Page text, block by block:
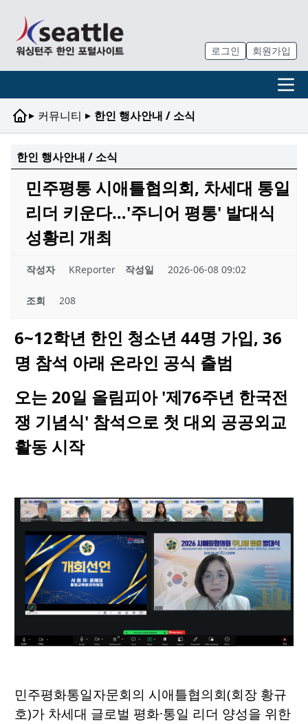
로그인 회원가입
▸ 커뮤니티 ▸ 한인 행사안내 / 소식
한인 행사안내 / 소식
민주평통 시애틀협의회, 차세대 통일
리더 키운다…'주니어 평통' 발대식
성황리 개최
작성자 KReporter 작성일 2026-06-08 09:02
조회 208
6~12학년 한인 청소년 44명 가입, 36
명 참석 아래 온라인 공식 출범
오는 20일 올림피아'제76주년 한국전
쟁 기념식' 참석으로 첫 대외 공공외교
활동시작
민주평화통일자문회의 시애틀협의회(회장 황규
호)가 차세대 글로벌 평화·통일 리더 양성을 위한